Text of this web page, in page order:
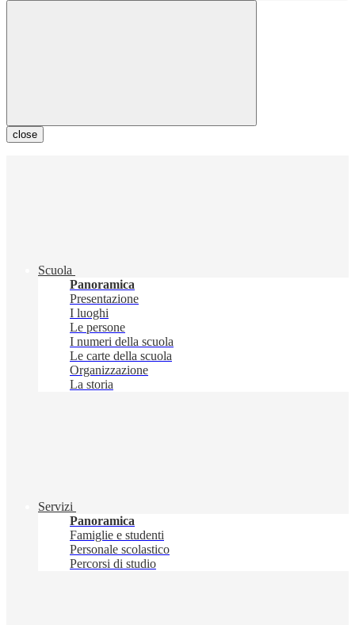
close
Scuola
Panoramica
Presentazione
I luoghi
Le persone
I numeri della scuola
Le carte della scuola
Organizzazione
La storia
Servizi
Panoramica
Famiglie e studenti
Personale scolastico
Percorsi di studio